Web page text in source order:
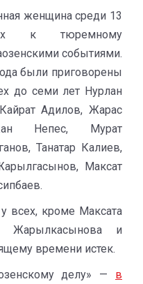
женщина среди 13
к тюремному
событиями.
были приговорены
до семи лет Нурлан
Адилов, Жарас
Непес, Мурат
Танатар Калиев,
Максат
всех, кроме Максата
Жарылкасынова и
времени истек.
делу» — в